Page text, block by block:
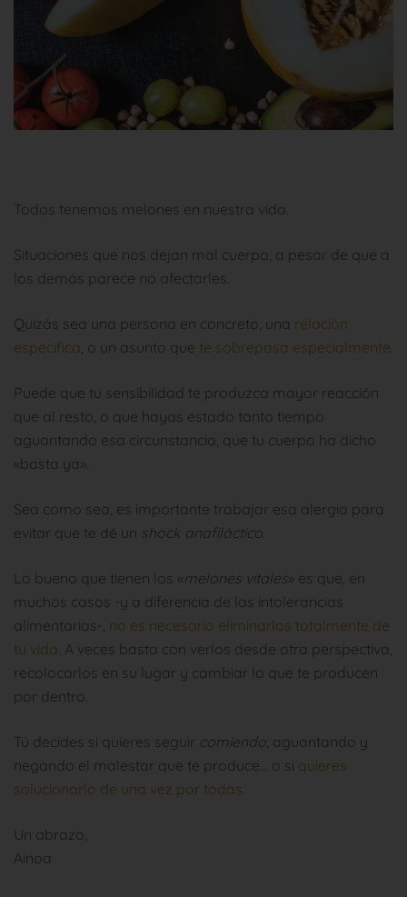
Todos tenemos melones en nuestra vida.
Situaciones que nos dejan mal cuerpo, a pesar de que a
los demás parece no afectarles.
Quizás sea una persona en concreto, una relación
específica, o un asunto que te sobrepasa especialmente.
Puede que tu sensibilidad te produzca mayor reacción
que al resto, o que hayas estado tanto tiempo
aguantando esa circunstancia, que tu cuerpo ha dicho
«basta ya».
Sea como sea, es importante trabajar esa alergia para
evitar que te dé un shock anafiláctico.
Lo bueno que tienen los «melones vitales» es que, en
muchos casos -y a diferencia de las intolerancias
alimentarias-, no es necesario eliminarlos totalmente de
tu vida. A veces basta con verlos desde otra perspectiva,
recolocarlos en su lugar y cambiar lo que te producen
por dentro.
Tú decides si quieres seguir comiendo, aguantando y
negando el malestar que te produce… o si quieres
solucionarlo de una vez por todas.
Un abrazo,
Ainoa